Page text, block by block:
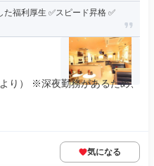
た福利厚生 ✅スピード昇格 ✅
り） ※深夜勤務があるため、
気になる